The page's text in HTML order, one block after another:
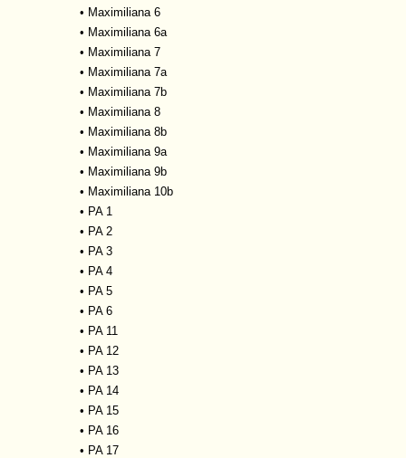
• Maximiliana 6
• Maximiliana 6a
• Maximiliana 7
• Maximiliana 7a
• Maximiliana 7b
• Maximiliana 8
• Maximiliana 8b
• Maximiliana 9a
• Maximiliana 9b
• Maximiliana 10b
• PA 1
• PA 2
• PA 3
• PA 4
• PA 5
• PA 6
• PA 11
• PA 12
• PA 13
• PA 14
• PA 15
• PA 16
• PA 17